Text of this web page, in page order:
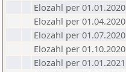
Elozahl per 01.01.2020
Elozahl per 01.04.2020
Elozahl per 01.07.2020
Elozahl per 01.10.2020
Elozahl per 01.01.2021